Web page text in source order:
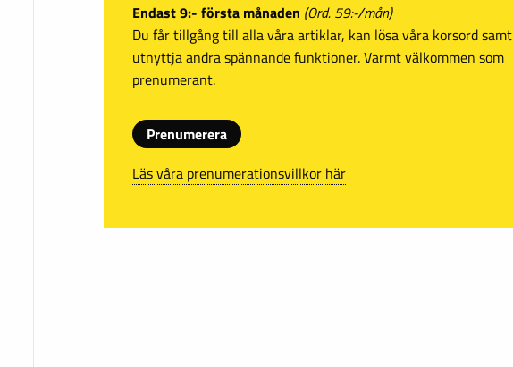
Endast 9:- första månaden (Ord. 59:-/mån)
Du får tillgång till alla våra artiklar, kan lösa våra korsord samt
utnyttja andra spännande funktioner. Varmt välkommen som
prenumerant.
Prenumerera
Läs våra prenumerationsvillkor här